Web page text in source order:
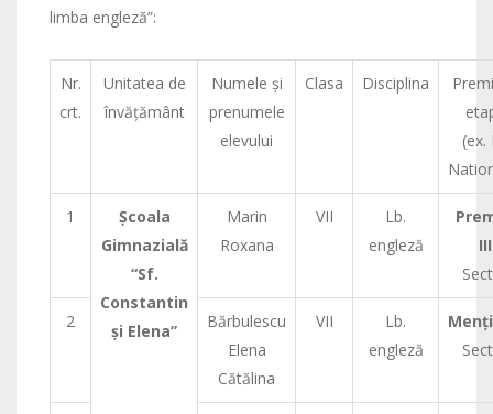
limba engleză”:
Nr.
crt.
Unitatea de
învăţământ
Numele şi
prenumele
elevului
Clasa Disciplina
(ex.
1
Şcoala
Gimnazială
“Sf.
Constantin
şi Elena”
Marin
Roxana
VII
Lb.
engleză
III
2
Bărbulescu
Elena
Cătălina
VII
Lb.
engleză